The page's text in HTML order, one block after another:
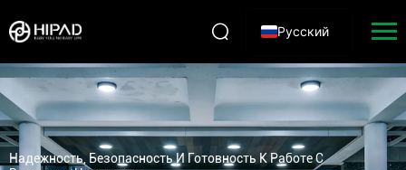
Русский
Надежность, Безопасность И Готовность К Работе С